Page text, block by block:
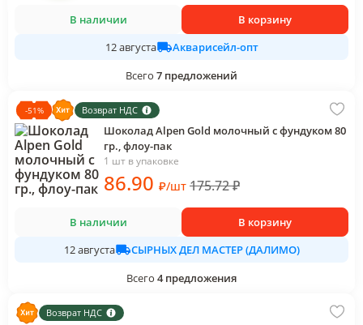
В наличии
В корзину
12 августа
Акварисейл-опт
Всего 7 предложений
-51% Возврат НДС
Шоколад Alpen Gold молочный с фундуком 80
гр., флоу-пак
1 шт в упаковке
86.90 ₽/шт 175.72₽
В наличии
В корзину
12 августа
СЫРНЫХ ДЕЛ МАСТЕР (ДАЛИМО)
Всего 4 предложения
Возврат НДС